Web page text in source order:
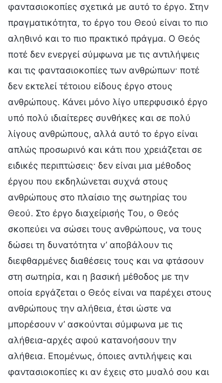
φαντασιοκοπίες σχετικά με αυτό το έργο. Στην
πραγματικότητα, το έργο του Θεού είναι το πιο
αληθινό και το πιο πρακτικό πράγμα. Ο Θεός
ποτέ δεν ενεργεί σύμφωνα με τις αντιλήψεις
και τις φαντασιοκοπίες των ανθρώπων· ποτέ
δεν εκτελεί τέτοιου είδους έργο στους
ανθρώπους. Κάνει μόνο λίγο υπερφυσικό έργο
υπό πολύ ιδιαίτερες συνθήκες και σε πολύ
λίγους ανθρώπους, αλλά αυτό το έργο είναι
απλώς προσωρινό και κάτι που χρειάζεται σε
ειδικές περιπτώσεις· δεν είναι μια μέθοδος
έργου που εκδηλώνεται συχνά στους
ανθρώπους στο πλαίσιο της σωτηρίας του
Θεού. Στο έργο διαχείρισής Του, ο Θεός
σκοπεύει να σώσει τους ανθρώπους, να τους
δώσει τη δυνατότητα ν’ αποβάλουν τις
διεφθαρμένες διαθέσεις τους και να φτάσουν
στη σωτηρία, και η βασική μέθοδος με την
οποία εργάζεται ο Θεός είναι να παρέχει στους
ανθρώπους την αλήθεια, έτσι ώστε να
μπορέσουν ν’ ασκούνται σύμφωνα με τις
αλήθεια-αρχές αφού κατανοήσουν την
αλήθεια. Επομένως, όποιες αντιλήψεις και
φαντασιοκοπίες κι αν έχεις στο μυαλό σου και